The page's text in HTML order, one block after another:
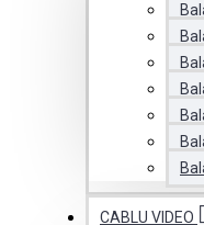
CABLU VIDEO